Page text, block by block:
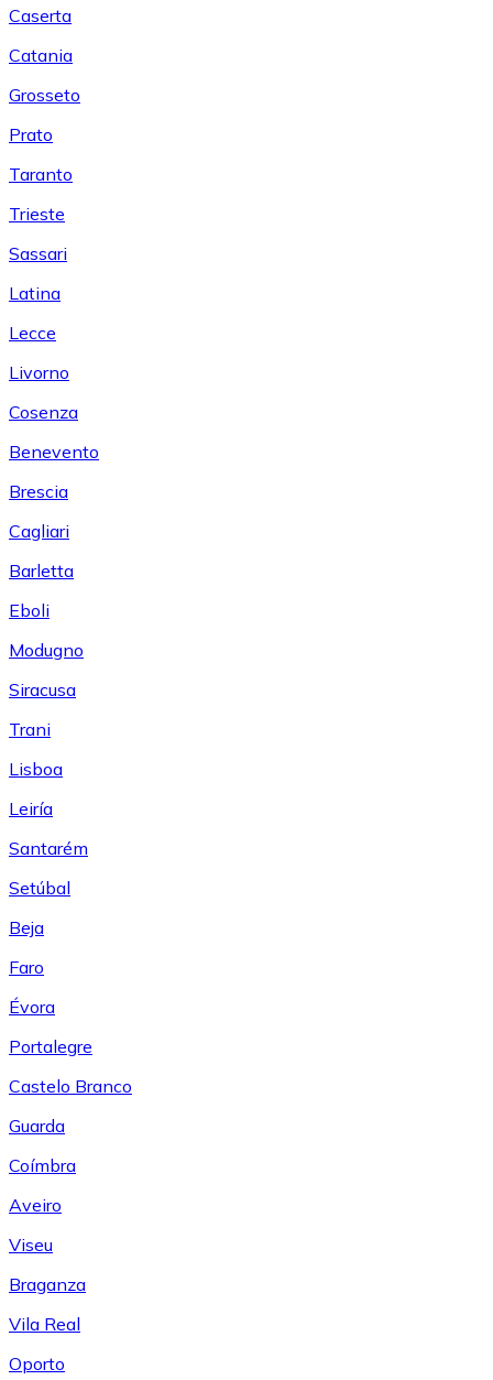
Caserta
Catania
Grosseto
Prato
Taranto
Trieste
Sassari
Latina
Lecce
Livorno
Cosenza
Benevento
Brescia
Cagliari
Barletta
Eboli
Modugno
Siracusa
Trani
Lisboa
Leiría
Santarém
Setúbal
Beja
Faro
Évora
Portalegre
Castelo Branco
Guarda
Coímbra
Aveiro
Viseu
Braganza
Vila Real
Oporto